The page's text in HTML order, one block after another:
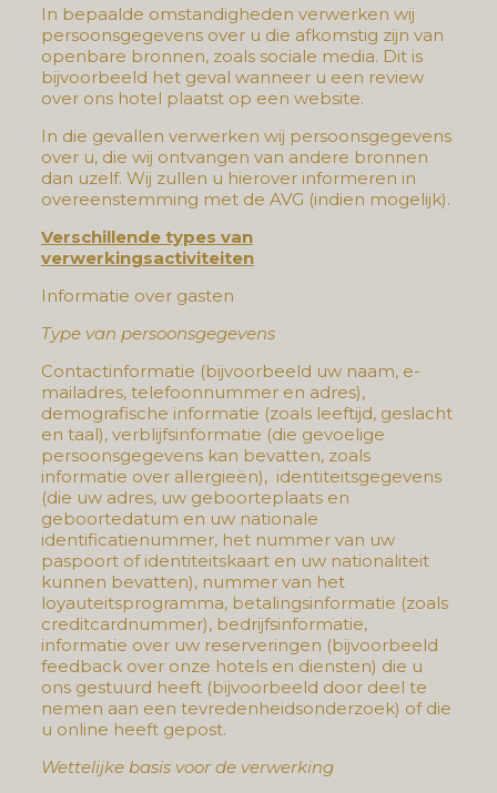
In bepaalde omstandigheden verwerken wij
persoonsgegevens over u die afkomstig zijn van
openbare bronnen, zoals sociale media. Dit is
bijvoorbeeld het geval wanneer u een review
over ons hotel plaatst op een website.
In die gevallen verwerken wij persoonsgegevens
over u, die wij ontvangen van andere bronnen
dan uzelf. Wij zullen u hierover informeren in
overeenstemming met de AVG (indien mogelijk).
Verschillende types van
verwerkingsactiviteiten
Informatie over gasten
Type van persoonsgegevens
Contactinformatie (bijvoorbeeld uw naam, e-
mailadres, telefoonnummer en adres),
demografische informatie (zoals leeftijd, geslacht
en taal), verblijfsinformatie (die gevoelige
persoonsgegevens kan bevatten, zoals
informatie over allergieën), identiteitsgegevens
(die uw adres, uw geboorteplaats en
geboortedatum en uw nationale
identificatienummer, het nummer van uw
paspoort of identiteitskaart en uw nationaliteit
kunnen bevatten), nummer van het
loyauteitsprogramma, betalingsinformatie (zoals
creditcardnummer), bedrijfsinformatie,
informatie over uw reserveringen (bijvoorbeeld
feedback over onze hotels en diensten) die u
ons gestuurd heeft (bijvoorbeeld door deel te
nemen aan een tevredenheidsonderzoek) of die
u online heeft gepost.
Wettelijke basis voor de verwerking